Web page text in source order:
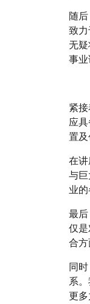
随
致
无
事
紧
应
置及
在
与
业
最
仅
合方
同
系
更多